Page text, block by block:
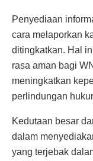
Penyediaan
cara melaporkan
ditingkatkan. Hal
rasa aman bagi
meningkatkan
perlindungan
Kedutaan besar
dalam
yang terjebak